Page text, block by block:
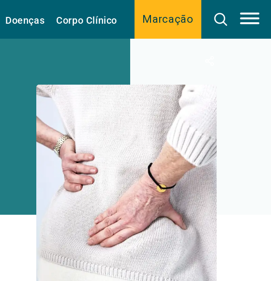
Marcação
Doenças Corpo Clínico